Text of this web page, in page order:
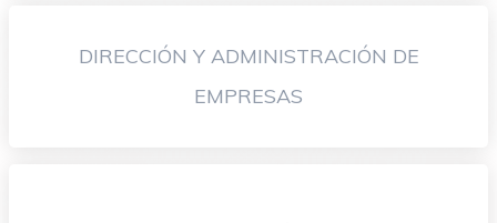
DIRECCIÓN Y ADMINISTRACIÓN DE
EMPRESAS